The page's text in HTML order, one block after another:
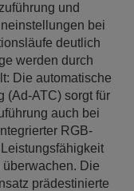
und
bei
deutlich
werden durch
Die automatische
(Ad-ATC) sorgt für
auch bei
RGB-
Die
prädestinierte